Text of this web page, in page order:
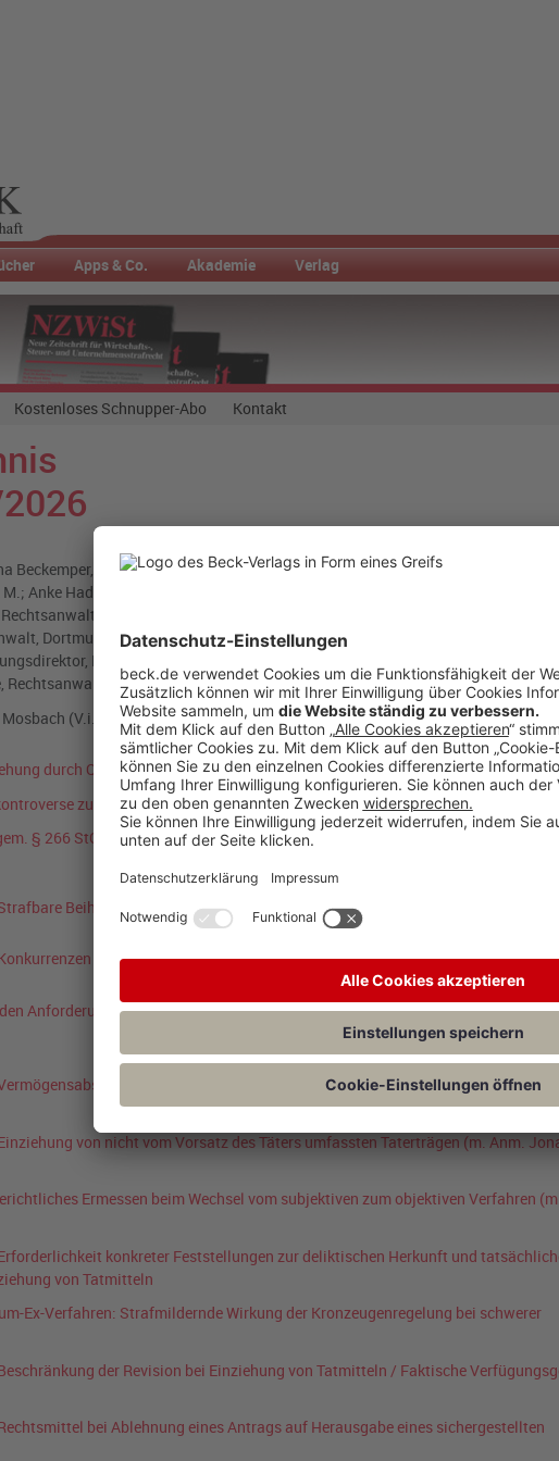
Apps & Co. Akademie Verlag
Kostenloses Schnupper-Abo Kontakt
Beckemper, Leipzig; Prof. Dr. Jens Bülte, Mannheim; Prof. Dr. Dr. h. c. Gerhard
Anke Hadamitzky, Bundesanwältin beim BGH, Karlsruhe; Prof. Dr. Markus
Mainz; Dr. Astrid Lilie, Rechtsanwältin, Frankfurt; Prof. Dr. Andreas
Dortmund; Prof. Dr. Andreas Ransiek, LL.M. (Berkeley), Bielefeld; Prof. Dr.
Münster; Kai Sackreuther, Oberstaatsanwalt, Mannheim; Prof. Dr.
Rechtsanwalt, Frankfurt a. M.
(V.i.S.d.P.)
durch Quasi-Grundlagenbescheid?
zur neutralen Beihilfe
§ 266 StGB bei der zweckwidrigen Verwendung von zweckgebundenen
Beihilfe durch neutrale Handlungen und konkurrenzrechtliches Verhältnis
im Steuerstrafrecht(m. Anm.Dr. Sabine Grommes)
Anforderungen an eine Unternehmensbebußung bei Geldwäschesanktionen
– Fehlerhafte doppelte Einziehung von Taterlös und
von nicht vom Vorsatz des Täters umfassten Taterträgen (m. Anm.
Ermessen beim Wechsel vom subjektiven zum objektiven Verfahren
konkreter Feststellungen zur deliktischen Herkunft und
von Tatmitteln
Ex-Verfahren: Strafmildernde Wirkung der Kronzeugenregelung bei schwerer
der Revision bei Einziehung von Tatmitteln / Faktische
bei Ablehnung eines Antrags auf Herausgabe eines sichergestellten